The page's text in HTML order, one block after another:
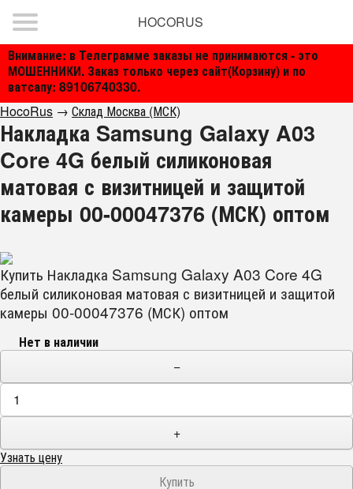
Внимание: в Телеграмме заказы не принимаются - это
МОШЕННИКИ. Заказ только через сайт(Корзину) и по
ватсапу: 89106740330.
HOCORUS
HocoRus → Склад Москва (МСК)
Накладка Samsung Galaxy A03
Core 4G белый силиконовая
матовая с визитницей и защитой
камеры 00-00047376 (МСК) оптом
Купить Накладка Samsung Galaxy A03 Core 4G
белый силиконовая матовая с визитницей и защитой
камеры 00-00047376 (МСК) оптом
Нет в наличии
−
+
Узнать цену